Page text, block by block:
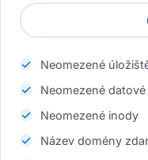
Neomezené
Neomezené
Neomezené inody
Název domény